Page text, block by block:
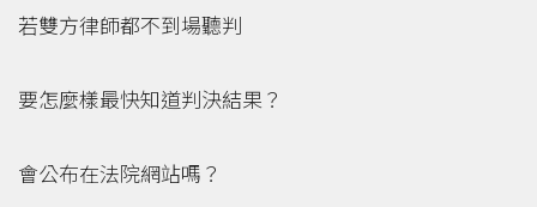
若雙方律師都不到場聽判
要怎麼樣最快知道判決結果？
會公布在法院網站嗎？